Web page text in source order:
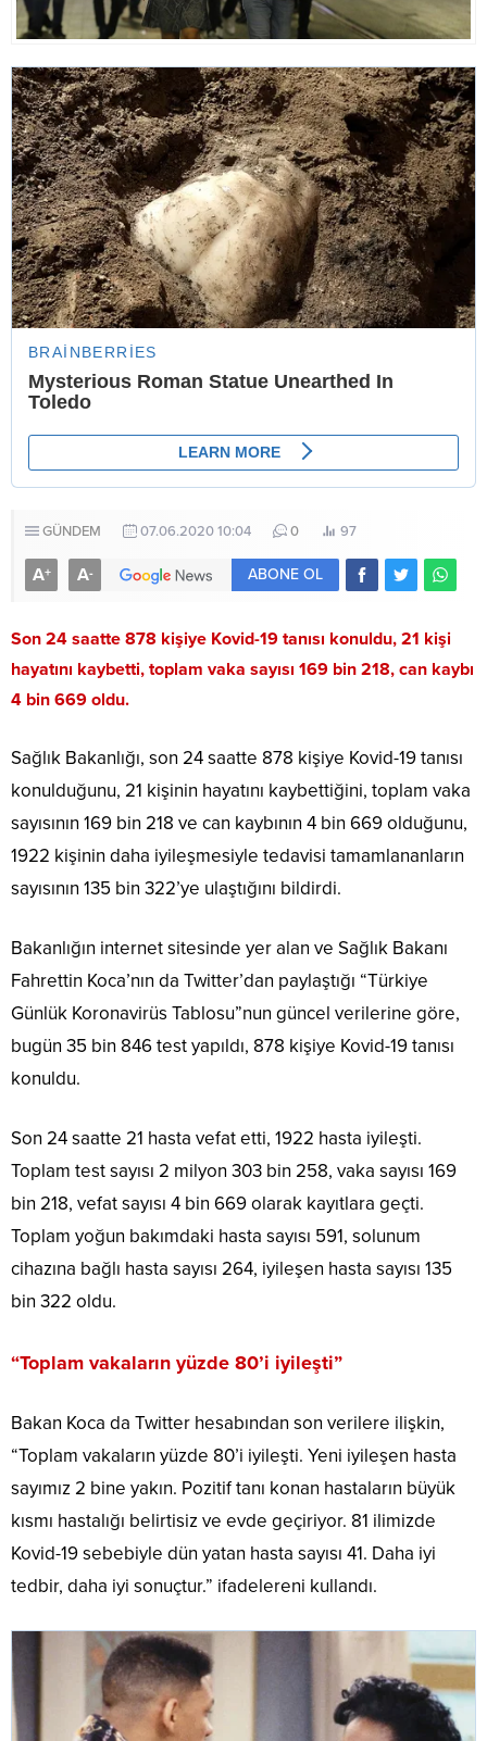
GÜNDEM 07.06.2020 10:04 0 97
A+ A- ABONE OL
Son 24 saatte 878 kişiye Kovid-19 tanısı konuldu, 21 kişi
hayatını kaybetti, toplam vaka sayısı 169 bin 218, can kaybı
4 bin 669 oldu.
Sağlık Bakanlığı, son 24 saatte 878 kişiye Kovid-19 tanısı
konulduğunu, 21 kişinin hayatını kaybettiğini, toplam vaka
sayısının 169 bin 218 ve can kaybının 4 bin 669 olduğunu,
1922 kişinin daha iyileşmesiyle tedavisi tamamlananların
sayısının 135 bin 322’ye ulaştığını bildirdi.
Bakanlığın internet sitesinde yer alan ve Sağlık Bakanı
Fahrettin Koca’nın da Twitter’dan paylaştığı “Türkiye
Günlük Koronavirüs Tablosu”nun güncel verilerine göre,
bugün 35 bin 846 test yapıldı, 878 kişiye Kovid-19 tanısı
konuldu.
Son 24 saatte 21 hasta vefat etti, 1922 hasta iyileşti.
Toplam test sayısı 2 milyon 303 bin 258, vaka sayısı 169
bin 218, vefat sayısı 4 bin 669 olarak kayıtlara geçti.
Toplam yoğun bakımdaki hasta sayısı 591, solunum
cihazına bağlı hasta sayısı 264, iyileşen hasta sayısı 135
bin 322 oldu.
“Toplam vakaların yüzde 80’i iyileşti”
Bakan Koca da Twitter hesabından son verilere ilişkin,
“Toplam vakaların yüzde 80’i iyileşti. Yeni iyileşen hasta
sayımız 2 bine yakın. Pozitif tanı konan hastaların büyük
kısmı hastalığı belirtisiz ve evde geçiriyor. 81 ilimizde
Kovid-19 sebebiyle dün yatan hasta sayısı 41. Daha iyi
tedbir, daha iyi sonuçtur.” ifadelereni kullandı.